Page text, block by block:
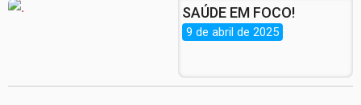
SAÚDE EM FOCO!
9 de abril de 2025